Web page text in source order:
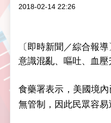
2018-02-14 22:26
〔即時新聞／綜合報
意識混亂、嘔吐、血壓
食藥署表示，美國境
無管制，因此民眾容